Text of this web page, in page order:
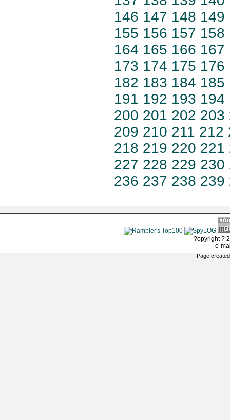
146 147 148 149
155 156 157 158
164 165 166 167
173 174 175 176
182 183 184 185
191 192 193 194
200 201 202 203
209 210 211 212
218 219 220 221
227 228 229 230
236 237 238 239
?opyright ?
e-
Page